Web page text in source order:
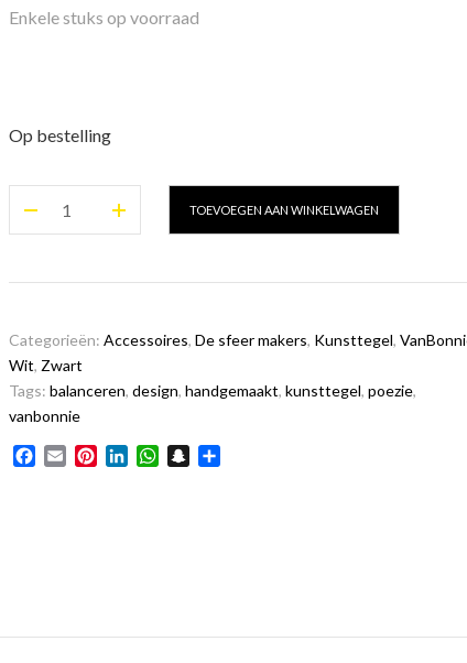
Enkele stuks op voorraad
Op bestelling
TOEVOEGEN AAN WINKELWAGEN
Categorieën: Accessoires, De sfeer makers, Kunsttegel,
Wit, Zwart
Tags: balanceren, design, handgemaakt, kunsttegel, poezie,
vanbonnie
Facebook
Email PinterestLinkedInWhatsApp
Snapchat